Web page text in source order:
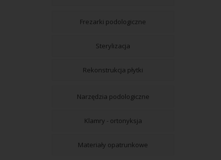
Frezarki podologiczne
Sterylizacja
Rekonstrukcja płytki
Narzędzia podologiczne
Klamry - ortonyksja
Materiały opatrunkowe